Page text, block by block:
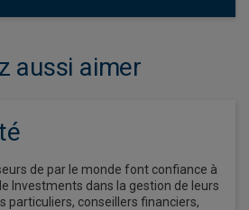
aussi aimer
de par le monde font confiance à
Investments dans la gestion de leurs
particuliers, conseillers financiers,